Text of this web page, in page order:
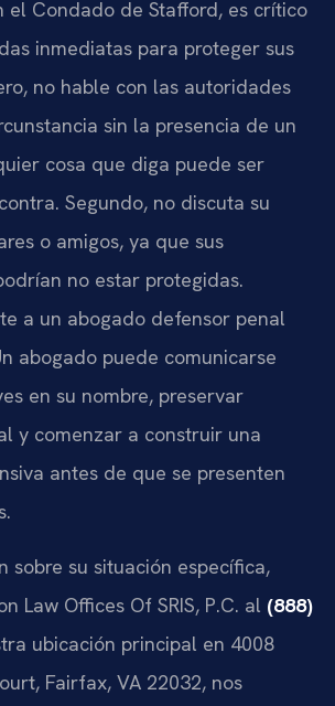
el Condado de Stafford, es crítico
inmediatas para proteger sus
no hable con las autoridades
sin la presencia de un
cosa que diga puede ser
Segundo, no discuta su
o amigos, ya que sus
no estar protegidas.
a un abogado defensor penal
abogado puede comunicarse
en su nombre, preservar
y comenzar a construir una
antes de que se presenten
sobre su situación específica,
Law Offices Of SRIS, P.C. al (888)
ubicación principal en 4008
Fairfax, VA 22032, nos